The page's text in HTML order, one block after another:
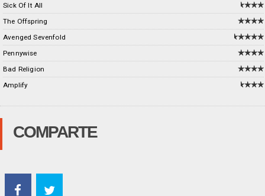
Sick Of It All
The Offspring
Avenged Sevenfold
Pennywise
Bad Religion
Amplify
COMPARTE